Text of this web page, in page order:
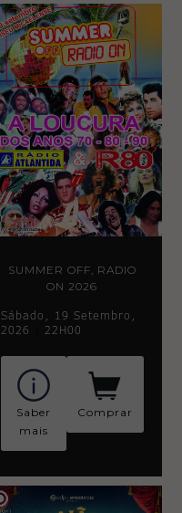
SUMMER OFF, RADIO
ON 2026
Sábado, 19 Setembro,
2026
22H00
Saber
mais
Comprar